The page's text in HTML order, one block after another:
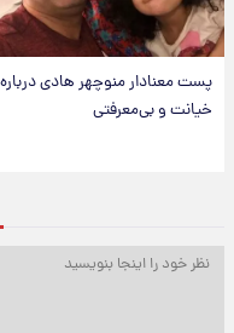
پست معنادار منوچهر هادی درباره
خیانت و بی‌معرفتی